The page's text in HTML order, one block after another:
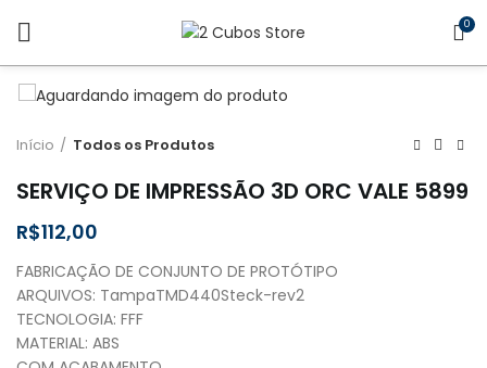
0
Início Todos os Produtos
SERVIÇO DE IMPRESSÃO 3D ORC VALE 5899
R$
FABRICAÇÃO DE CONJUNTO DE PROTÓTIPO
ARQUIVOS: TampaTMD440Steck-rev2
TECNOLOGIA: FFF
MATERIAL: ABS